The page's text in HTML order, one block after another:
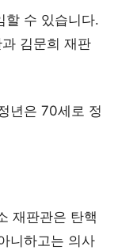
할 수 있습니다.
김문희 재판
년은 70세로 정
재판관은 탄핵
니하고는 의사